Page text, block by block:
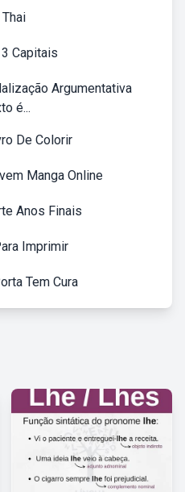
Capitais
Argumentativa
é...
De Colorir
Manga Online
Anos Finais
Imprimir
Tem Cura